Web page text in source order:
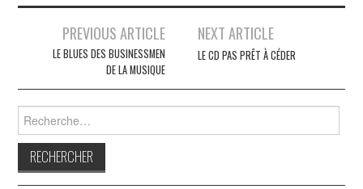
NavigationPREVIOUS ARTICLE
LE BLUES DES BUSINESSMEN
DE LA MUSIQUE
NEXT ARTICLE
LE CD PAS PRÊT À CÉDER